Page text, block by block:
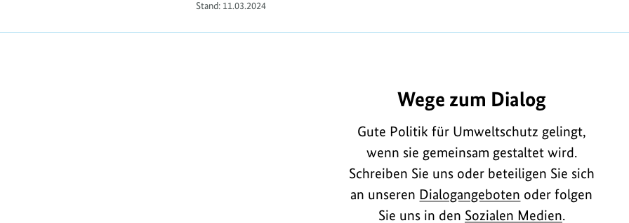
Stand: 11.03.2024
Wege zum Dialog
Gute Politik für Umweltschutz gelingt,
wenn sie gemeinsam gestaltet wird.
Schreiben Sie uns oder beteiligen Sie sich
an unseren Dialogangeboten oder folgen
Sie uns in den Sozialen Medien.